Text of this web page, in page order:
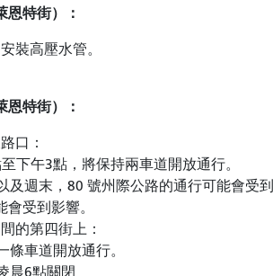
特街）：
裝高壓水管。
特街）：
口：
下午3點，將保持兩車道開放通行。
及週末，80 號州際公路的通行可能會受到
受到影響。
的第四街上：
條車道開放通行。
晨6點關閉